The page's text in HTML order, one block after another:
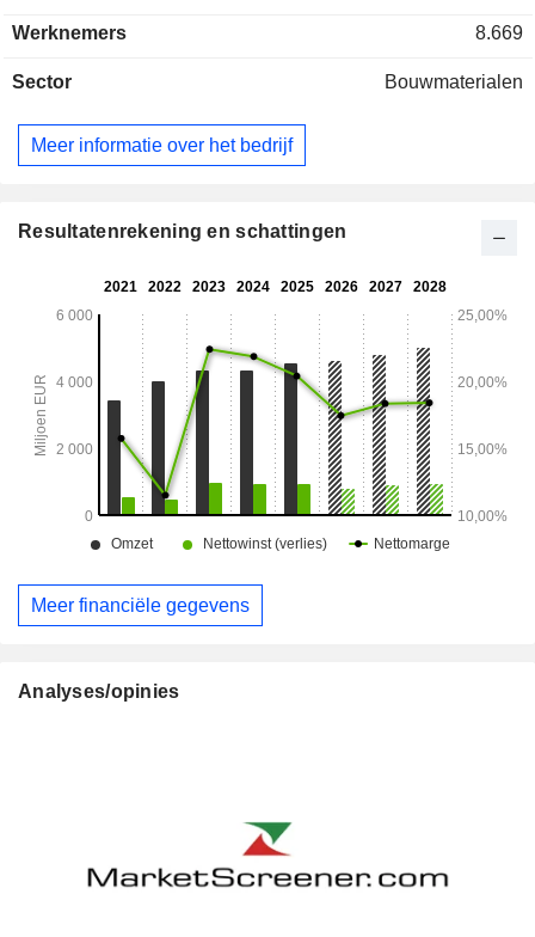
Werknemers
8.669
Sector Bouwmaterialen
Meer informatie over het bedrijf
Resultatenrekening en schattingen
Meer financiële gegevens
Analyses/opinies